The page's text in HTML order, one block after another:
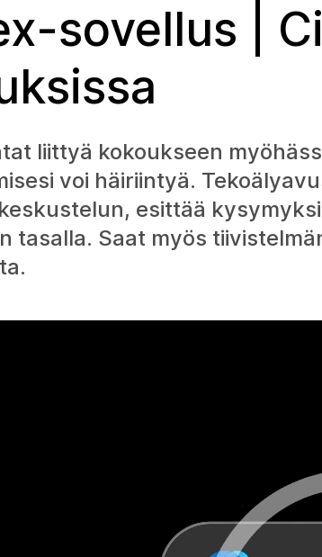
sovellus |
liittyä kokoukseen
voi häiriintyä.
esittää
tasalla. Saat myös